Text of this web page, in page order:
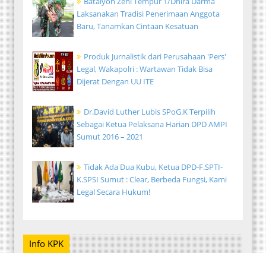
Laksanakan Tradisi Penerimaan Anggota
Baru, Tanamkan Cintaan Kesatuan
Produk Jurnalistik dari Perusahaan 'Pers'
Legal, Wakapolri : Wartawan Tidak Bisa
Dijerat Dengan UU ITE
Dr.David Luther Lubis SPoG.K Terpilih
Sebagai Ketua Pelaksana Harian DPD AMPI
Sumut 2016 – 2021
Tidak Ada Dua Kubu, Ketua DPD-F.SPTI-
K.SPSI Sumut : Clear, Berbeda Fungsi, Kami
Legal Secara Hukum!
Info KPK